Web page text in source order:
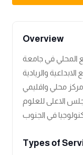
Overview
المحلي في جامعة
والريادية
محلي واقليمي
الاعلى للعلوم
Types of